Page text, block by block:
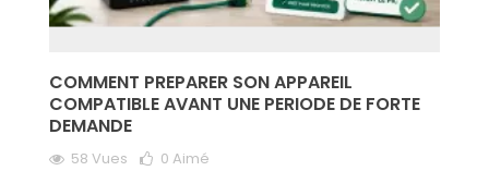
COMMENT PREPARER SON APPAREIL
COMPATIBLE AVANT UNE PERIODE DE FORTE
DEMANDE
58 Vues 0 Aimé